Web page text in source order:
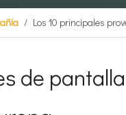
/ Los 10 principales
de